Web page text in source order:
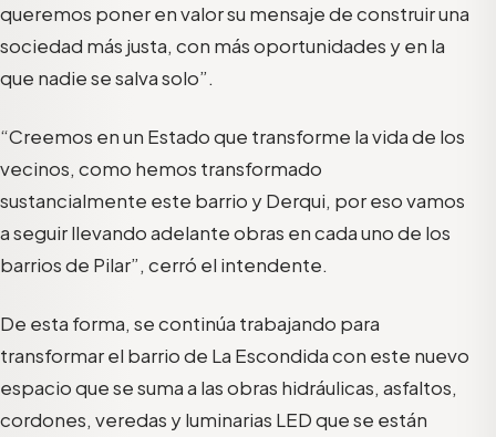
queremos poner en valor su mensaje de construir una
sociedad más justa, con más oportunidades y en la
que nadie se salva solo”.
“Creemos en un Estado que transforme la vida de los
vecinos, como hemos transformado
sustancialmente este barrio y Derqui, por eso vamos
a seguir llevando adelante obras en cada uno de los
barrios de Pilar”, cerró el intendente.
De esta forma, se continúa trabajando para
transformar el barrio de La Escondida con este nuevo
espacio que se suma a las obras hidráulicas, asfaltos,
cordones, veredas y luminarias LED que se están